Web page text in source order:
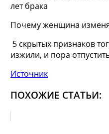
лет брака
Почему женщина
5 скрытых признаков
изжили, и пора
Источник
ПОХОЖИЕ СТАТЬИ: